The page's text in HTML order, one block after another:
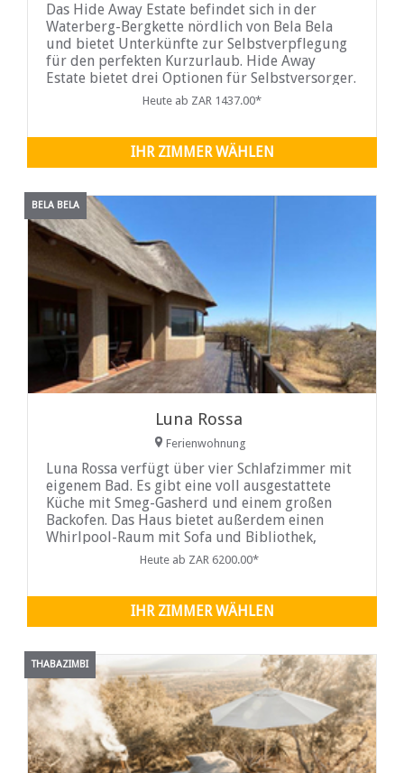
Das Hide Away Estate befindet sich in der
Waterberg-Bergkette nördlich von Bela Bela
und bietet Unterkünfte zur Selbstverpflegung
für den perfekten Kurzurlaub. Hide Away
Estate bietet drei Optionen für Selbstversorger.
Heute ab ZAR 1437.00*
IHR ZIMMER WÄHLEN
BELA BELA
Luna Rossa
Ferienwohnung
Luna Rossa verfügt über vier Schlafzimmer mit
eigenem Bad. Es gibt eine voll ausgestattete
Küche mit Smeg-Gasherd und einem großen
Backofen. Das Haus bietet außerdem einen
Whirlpool-Raum mit Sofa und Bibliothek,
einen Billardraum, einen Barbereich, einen
Gaskamin im Innenbereich sowie zwei Lounges.
Außerhalb des Hauses finden Sie eine Terrasse
Heute ab ZAR 6200.00*
IHR ZIMMER WÄHLEN
THABAZIMBI